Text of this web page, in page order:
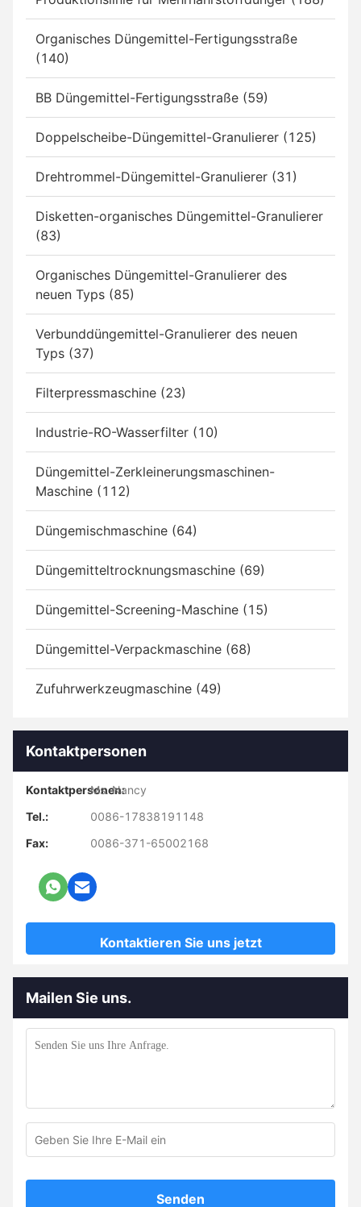
Organisches Düngemittel-Fertigungsstraße
(140)
BB Düngemittel-Fertigungsstraße (59)
Doppelscheibe-Düngemittel-Granulierer (125)
Drehtrommel-Düngemittel-Granulierer (31)
Disketten-organisches Düngemittel-Granulierer
(83)
Organisches Düngemittel-Granulierer des
neuen Typs (85)
Verbunddüngemittel-Granulierer des neuen
Typs (37)
Filterpressmaschine (23)
Industrie-RO-Wasserfilter (10)
Düngemittel-Zerkleinerungsmaschinen-
Maschine (112)
Düngemischmaschine (64)
Düngemitteltrocknungsmaschine (69)
Düngemittel-Screening-Maschine (15)
Düngemittel-Verpackmaschine (68)
Zufuhrwerkzeugmaschine (49)
Kontaktpersonen
Kontaktpersonen:
Ms. Nancy
Tel.:
0086-17838191148
Fax:
0086-371-65002168
Kontaktieren Sie uns jetzt
Mailen Sie uns.
Senden